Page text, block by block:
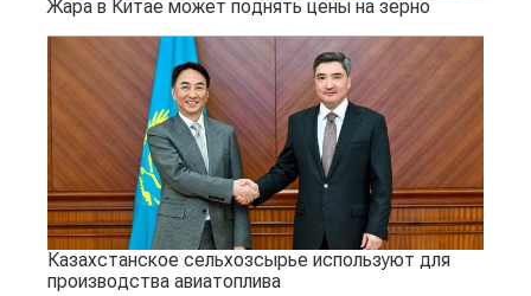
Жара в Китае может поднять цены на зерно
Казахстанское сельхозсырье используют для
производства авиатоплива